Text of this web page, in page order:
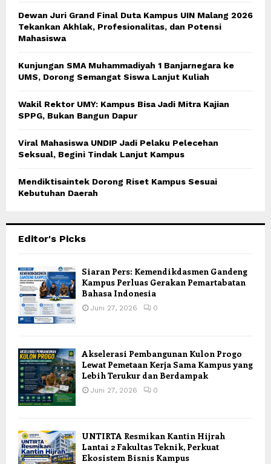
Dewan Juri Grand Final Duta Kampus UIN Malang 2026
Tekankan Akhlak, Profesionalitas, dan Potensi
Mahasiswa
Kunjungan SMA Muhammadiyah 1 Banjarnegara ke
UMS, Dorong Semangat Siswa Lanjut Kuliah
Wakil Rektor UMY: Kampus Bisa Jadi Mitra Kajian
SPPG, Bukan Bangun Dapur
Viral Mahasiswa UNDIP Jadi Pelaku Pelecehan
Seksual, Begini Tindak Lanjut Kampus
Mendiktisaintek Dorong Riset Kampus Sesuai
Kebutuhan Daerah
Editor's Picks
Siaran Pers: Kemendikdasmen Gandeng
Kampus Perluas Gerakan Pemartabatan
Bahasa Indonesia
Juni 27, 2026 0
Akselerasi Pembangunan Kulon Progo
Lewat Pemetaan Kerja Sama Kampus yang
Lebih Terukur dan Berdampak
Juni 27, 2026 0
UNTIRTA Resmikan Kantin Hijrah
Lantai 2 Fakultas Teknik, Perkuat
Ekosistem Bisnis Kampus